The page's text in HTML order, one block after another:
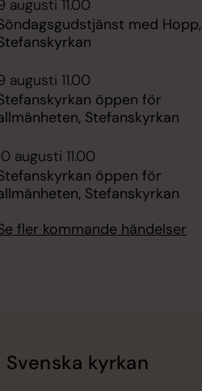
augusti 11.00
med Hopp,
augusti 11.00
öppen för
Stefanskyrkan
augusti 11.00
öppen för
Stefanskyrkan
fler kommande händelser
Svenska kyrkan